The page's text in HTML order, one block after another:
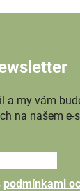
a my vám
na našem e-
podmínkami